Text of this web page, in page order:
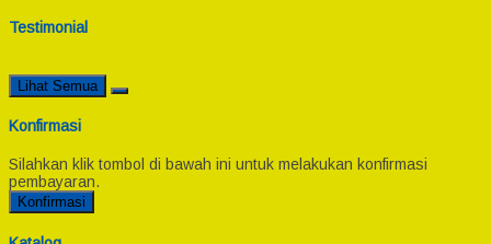
Testimonial
Lihat Semua
Konfirmasi
Silahkan klik tombol di bawah ini untuk melakukan konfirmasi
pembayaran.
Konfirmasi